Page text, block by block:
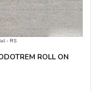
- RS
ROLL ON